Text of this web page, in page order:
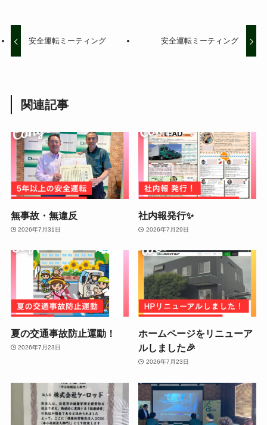
安全運転ミーティング 安全運転ミーティング
関連記事
無事故・無違反
2026年7月31日
社内報発行✨
2026年7月29日
夏の交通事故防止運動！
2026年7月23日
ホームページをリニューア
ルしました🎉
2026年7月23日